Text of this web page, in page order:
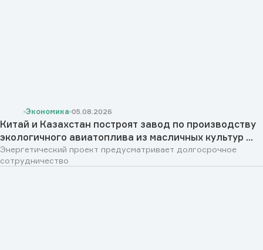
Экономика 05.08.2026
Китай и Казахстан построят завод по производству
экологичного авиатоплива из масличных культур ...
Энергетический проект предусматривает долгосрочное
сотрудничество